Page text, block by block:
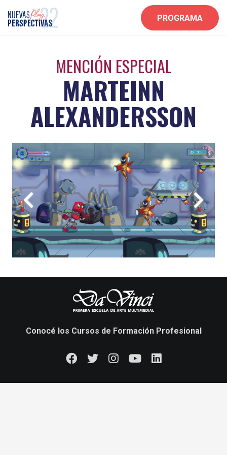
PROGRAMA
MENCIÓN ESPECIAL
MARTEINN
ALEXANDERSSON
Conocé los Cursos de Formación Profesional